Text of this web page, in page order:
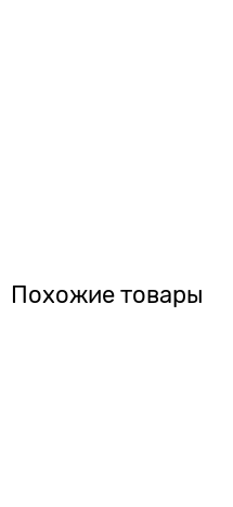
Похожие товары